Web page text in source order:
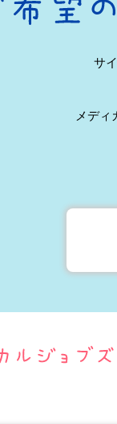
サ
メデ